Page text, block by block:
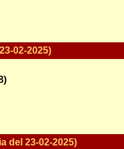
02-2025)
del 23-02-2025)